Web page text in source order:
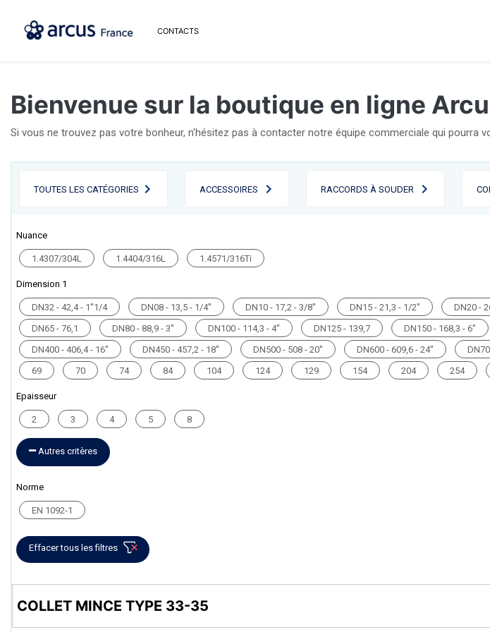
CONTACTS
Bienvenue sur la boutique en ligne
Si vous ne trouvez pas votre bonheur, n'hésitez pas à contacter notre équipe commerciale qui pourra
TOUTES LES CATÉGORIES ACCESSOIRES RACCORDS À SOUDER
Nuance
1.4307/304L 1.4404/316L 1.4571/316Ti
Dimension 1
DN32 - 42,4 - 1''1/4 DN08 - 13,5 - 1/4'' DN10 - 17,2 - 3/8'' DN15 - 21,3 - 1/2'' DN20 -
DN65 - 76,1
DN80 - 88,9 - 3'' DN100 - 114,3 - 4'' DN125 - 139,7 DN150 - 168,3 - 6''
DN400 - 406,4 - 16''
DN450 - 457,2 - 18'' DN500 - 508 - 20'' DN600 - 609,6 - 24''
69
70 74 84 104 124 129 154 204 254
Epaisseur
2 3 4 5 8
Autres critères
Norme
EN 1092-1
Effacer tous les filtres
COLLET MINCE TYPE 33-35